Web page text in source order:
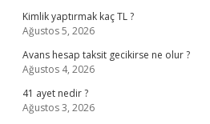
Kimlik yaptırmak kaç TL ?
Ağustos 5, 2026
Avans hesap taksit gecikirse ne olur ?
Ağustos 4, 2026
41 ayet nedir ?
Ağustos 3, 2026